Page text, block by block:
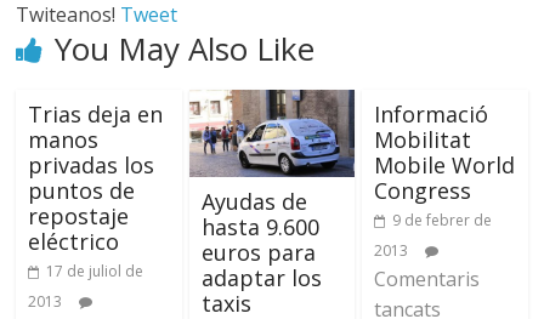
Twiteanos! Tweet
You May Also Like
Trias deja en
manos
privadas los
puntos de
repostaje
eléctrico
17 de juliol de
2013
Ayudas de
hasta 9.600
euros para
adaptar los
taxis
Informació
Mobilitat
Mobile World
Congress
9 de febrer de
2013
Comentaris
tancats